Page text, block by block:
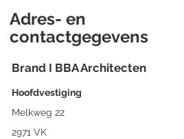
Adres- en
contactgegevens
Brand I BBA Architecten
Hoofdvestiging
Melkweg 22
2971 VK